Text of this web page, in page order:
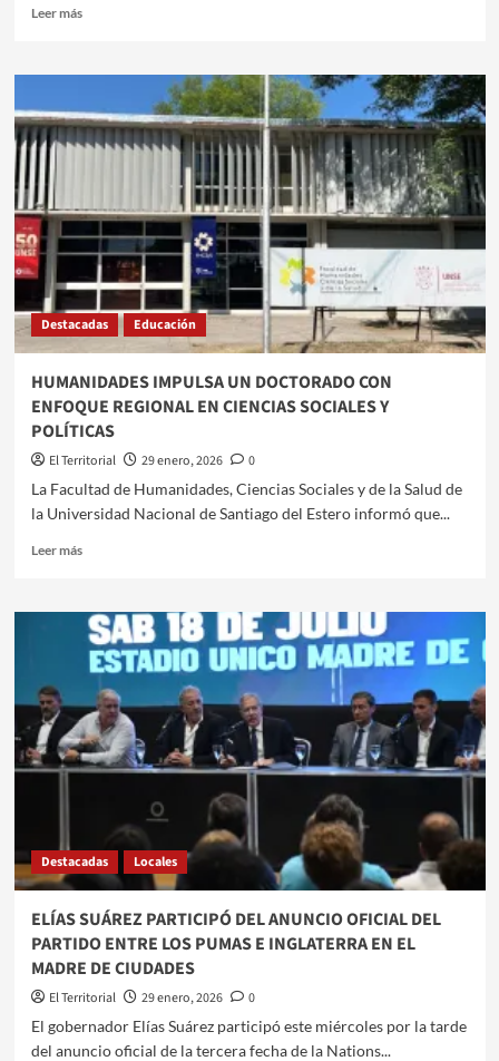
Leer másLeer
SANTIAGO
TU
RÍO
UN
ENCUENTRO
PARA
LOS
MUNDOS
DEL
Destacadas Educación
HUMANIDADES IMPULSA UN DOCTORADO CON
ENFOQUE REGIONAL EN CIENCIAS SOCIALES Y
POLÍTICAS
El Territorial 29 enero, 2026
0
La Facultad de Humanidades, Ciencias Sociales y de la Salud de
la Universidad Nacional de Santiago del Estero informó que...
Leer másLeer
HUMANIDADES
IMPULSA
UN
DOCTORADO
CON
ENFOQUE
REGIONAL
EN
Destacadas Locales
ELÍAS SUÁREZ PARTICIPÓ DEL ANUNCIO OFICIAL DEL
PARTIDO ENTRE LOS PUMAS E INGLATERRA EN EL
MADRE DE CIUDADES
El Territorial 29 enero, 2026
0
El gobernador Elías Suárez participó este miércoles por la tarde
del anuncio oficial de la tercera fecha de la Nations...